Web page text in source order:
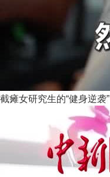
截瘫女研究生的“健身逆袭”